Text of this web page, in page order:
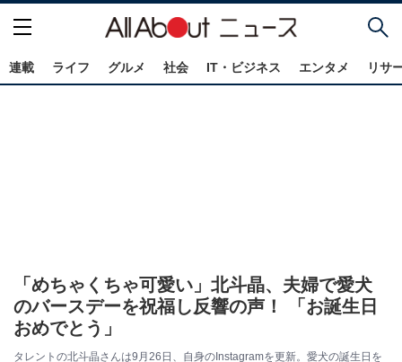
連載 ライフ グルメ 社会 IT・ビジネス エンタメ リサ
「めちゃくちゃ可愛い」北斗晶、夫婦で愛犬
のバースデーを祝福し反響の声！ 「お誕生日
おめでとう」
タレントの北斗晶さんは9月26日、自身のInstagramを更新。愛犬の誕生日を